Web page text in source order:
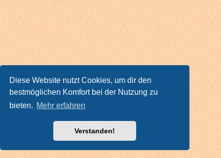
Diese Website nutzt Cookies, um dir den
bestmöglichen Komfort bei der Nutzung zu
bieten. Mehr erfahren
Verstanden!